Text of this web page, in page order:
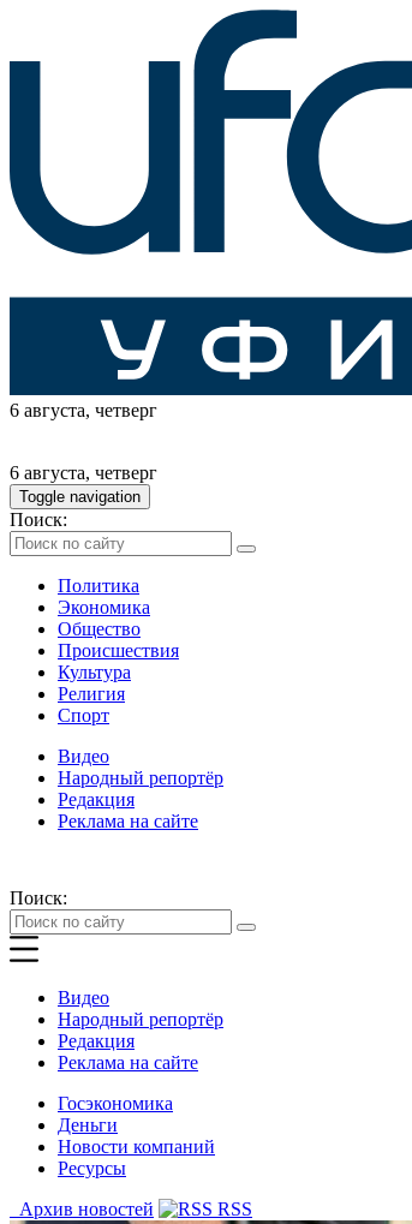
6 августа, четверг
6 августа, четверг
Toggle navigation
Поиск:
Политика
Экономика
Общество
Происшествия
Культура
Религия
Спорт
Видео
Народный репортёр
Редакция
Реклама на сайте
Поиск:
Видео
Народный репортёр
Редакция
Реклама на сайте
Госэкономика
Деньги
Новости компаний
Ресурсы
Архив новостей
RSS